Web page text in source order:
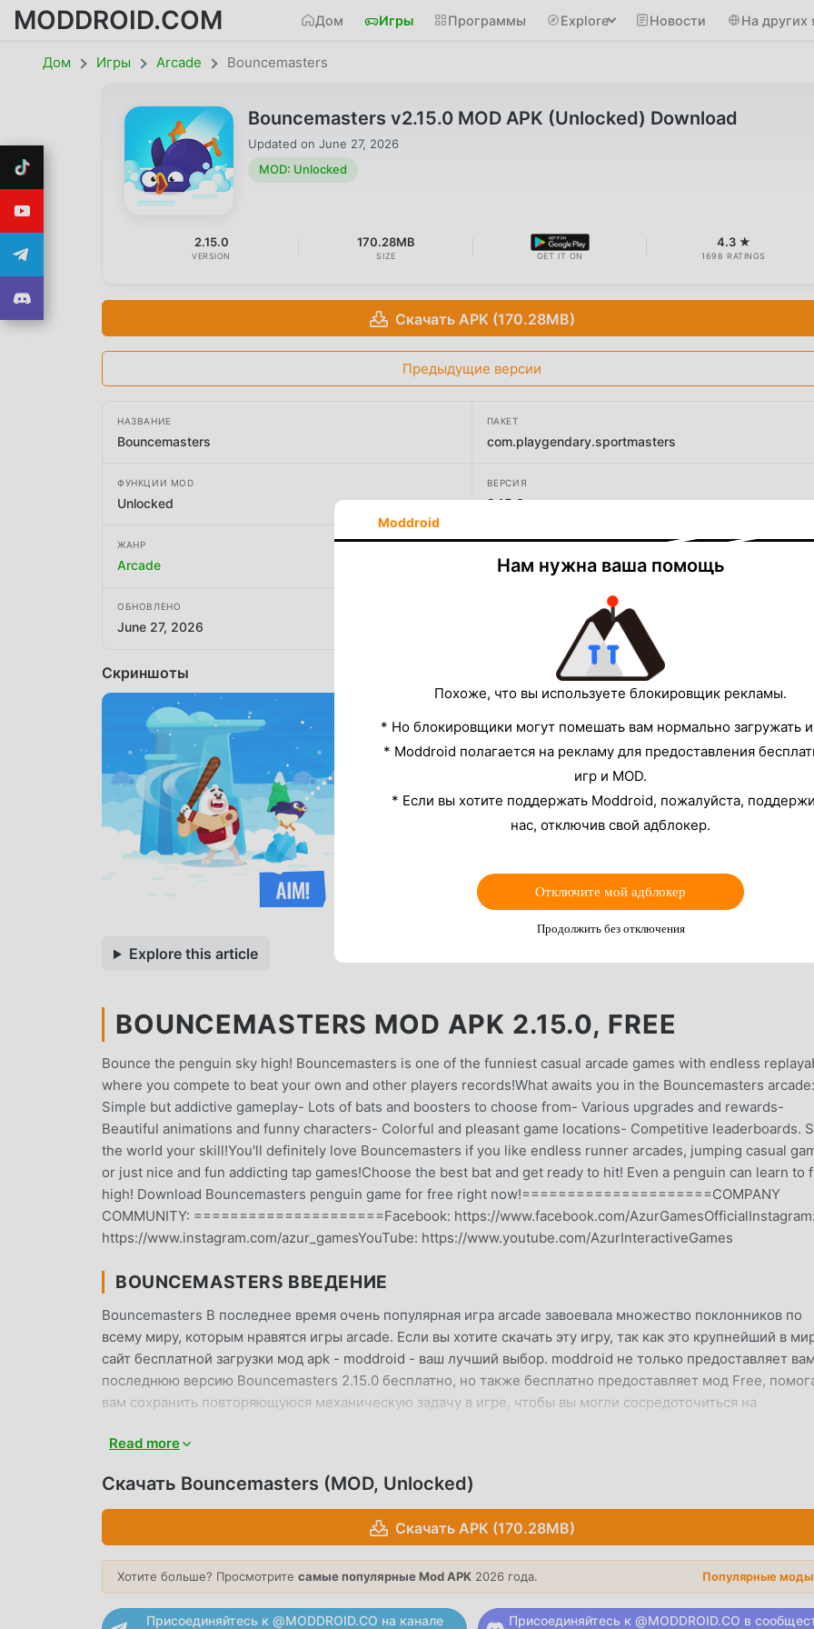
MODDROID.COM Дом Игры Программы Explore Новости На других
Дом Игры Arcade Bouncemasters
Bouncemasters v2.15.0 MOD APK (Unlocked) Download
Updated on June 27, 2026
MOD: Unlocked
2.15.0
VERSION
170.28MB
SIZE GET IT ON
4.3 ★
1698 RATINGS
Скачать APK (170.28MB)
Предыдущие версии
НАЗВАНИЕ
Bouncemasters
ПАКЕТ
com.playgendary.sportmasters
ФУНКЦИИ MOD
Unlocked
ВЕРСИЯ
2.15.0
ЖАНР
Arcade
РАЗРАБОТЧИК
CASUAL AZUR GAMES
ОБНОВЛЕНО
June 27, 2026
Скриншоты
Explore this article
BOUNCEMASTERS MOD APK 2.15.0, FREE
Bounce the penguin sky high! Bouncemasters is one of the funniest casual arcade games with endless
where you compete to beat your own and other players records!What awaits you in the Bouncemasters
Simple but addictive gameplay- Lots of bats and boosters to choose from- Various upgrades and rewards-
Beautiful animations and funny characters- Colorful and pleasant game locations- Competitive leaderboards.
the world your skill!You'll definitely love Bouncemasters if you like endless runner arcades, jumping casual
or just nice and fun addicting tap games!Choose the best bat and get ready to hit! Even a penguin can learn to
high! Download Bouncemasters penguin game for free right now!=====================COMPANY
COMMUNITY: =====================Facebook: https://www.facebook.com/AzurGamesOfficialInstagram:
https://www.instagram.com/azur_gamesYouTube: https://www.youtube.com/AzurInteractiveGames
BOUNCEMASTERS ВВЕДЕНИЕ
Bouncemasters В последнее время очень популярная игра arcade завоевала множество поклонников по
всему миру, которым нравятся игры arcade. Если вы хотите скачать эту игру, так как это крупнейший в
сайт бесплатной загрузки мод apk - moddroid - ваш лучший выбор. moddroid не только предоставляет вам
последнюю версию Bouncemasters 2.15.0 бесплатно, но также бесплатно предоставляет мод Free,
вам сохранить повторяющуюся механическую задачу в игре, чтобы вы могли сосредоточиться на
будет взимать плату с игроков, и он на 100% безопасен, доступен и бесплатен для установки. Просто
Чего же вы ждете, скачайте moddroid и играйте!
УНИКАЛЬНЫЙ ИГРОВОЙ ПРОЦЕСС
Bouncemasters Будучи популярной игрой arcade, ее уникальный игровой процесс помог ему завоевать
большое количество поклонников по всему миру. В отличие от традиционных игр arcade, в
вам нужно пройти только обучение для новичков, чтобы вы могли легко начать всю игру и наслаждаться
Read more
Скачать Bouncemasters (MOD, Unlocked)
Скачать APK (170.28MB)
Хотите больше? Просмотрите самые популярные Mod APK 2026 года. Популярные
Присоединяйтесь к @MODDROID.CO на канале
Присоединяйтесь к @MODDROID.CO в
Moddroid
Нам нужна ваша помощь
Похоже, что вы используете блокировщик рекламы.
* Но блокировщики могут помешать вам нормально загружать
* Moddroid полагается на рекламу для предоставления
игр и MOD.
* Если вы хотите поддержать Moddroid, пожалуйста,
нас, отключив свой адблокер.
Отключите мой адблокер
Продолжить без отключения